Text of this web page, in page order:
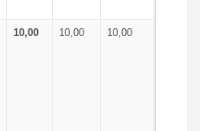
10,00 10,00 10,00